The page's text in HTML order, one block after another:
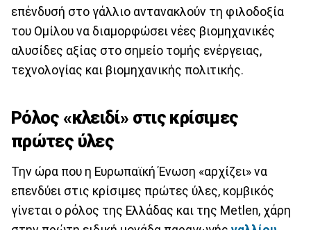
επένδυσή στο γάλλιο αντανακλούν τη φιλοδοξία
του Ομίλου να διαμορφώσει νέες βιομηχανικές
αλυσίδες αξίας στο σημείο τομής ενέργειας,
τεχνολογίας και βιομηχανικής πολιτικής.
Ρόλος «κλειδί» στις κρίσιμες
πρώτες ύλες
Την ώρα που η Ευρωπαϊκή Ένωση «αρχίζει» να
επενδύει στις κρίσιμες πρώτες ύλες, κομβικός
γίνεται ο ρόλος της Ελλάδας και της Metlen, χάρη